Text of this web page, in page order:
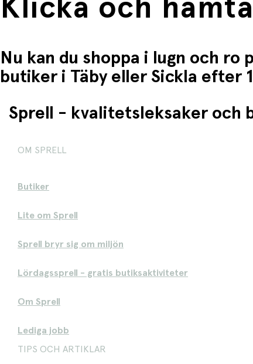
Klicka och hämta
Nu kan du shoppa i lugn och
butiker i Täby eller Sickla efter
Sprell - kvalitetsleksaker och
OM SPRELL
Butiker
Lite om Sprell
Sprell bryr sig om miljön
Lördagssprell - gratis butiksaktiviteter
Om Sprell
Lediga jobb
TIPS OCH ARTIKLAR